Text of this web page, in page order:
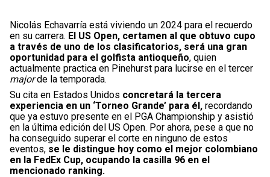
Nicolás Echavarría está viviendo un 2024 para el recuerdo
en su carrera. El US Open, certamen al que obtuvo cupo
a través de uno de los clasificatorios, será una gran
oportunidad para el golfista antioqueño, quien
actualmente practica en Pinehurst para lucirse en el tercer
majorde la temporada.
Su cita en Estados Unidos concretará la tercera
experiencia en un ‘Torneo Grande’ para él, recordando
que ya estuvo presente en el PGA Championship y asistió
en la última edición del US Open. Por ahora, pese a que no
ha conseguido superar el corte en ninguno de estos
eventos, se le distingue hoy como el mejor colombiano
en la FedEx Cup, ocupando la casilla 96 en el
mencionado ranking.